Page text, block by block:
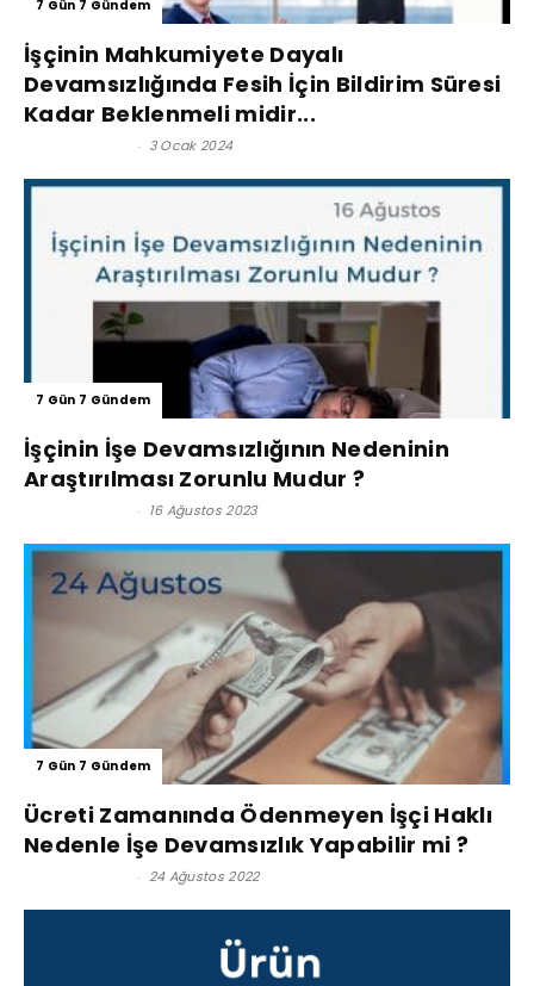
7 Gün 7 Gündem
İşçinin Mahkumiyete Dayalı
Devamsızlığında Fesih İçin Bildirim Süresi
Kadar Beklenmeli midir...
- 3 Ocak 2024
7 Gün 7 Gündem
İşçinin İşe Devamsızlığının Nedeninin
Araştırılması Zorunlu Mudur ?
- 16 Ağustos 2023
7 Gün 7 Gündem
Ücreti Zamanında Ödenmeyen İşçi Haklı
Nedenle İşe Devamsızlık Yapabilir mi ?
- 24 Ağustos 2022